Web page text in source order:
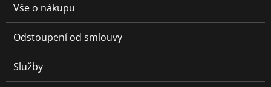
Vše o nákupu
Odstoupení od smlouvy
Služby